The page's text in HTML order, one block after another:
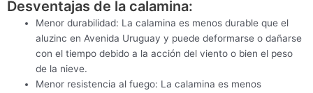
Desventajas de la calamina:
Menor durabilidad: La calamina es menos durable que el
aluzinc en Avenida Uruguay y puede deformarse o dañarse
con el tiempo debido a la acción del viento o bien el peso
de la nieve.
Menor resistencia al fuego: La calamina es menos